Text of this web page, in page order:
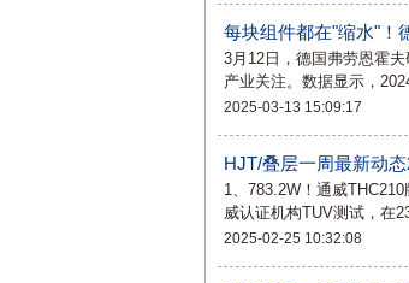
每块组件都在"缩水"！
3月12日，德国弗劳恩霍
产业关注。数据显示，
2025-03-13 15:09:17
HJT/叠层一周最新动
1、783.2W！通威
威认证机构TUV测试，在
2025-02-25 10:32:08